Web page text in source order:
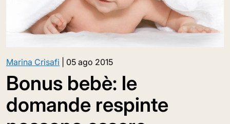
Marina Crisafi 05 ago 2015
Bonus bebè: le
domande respinte